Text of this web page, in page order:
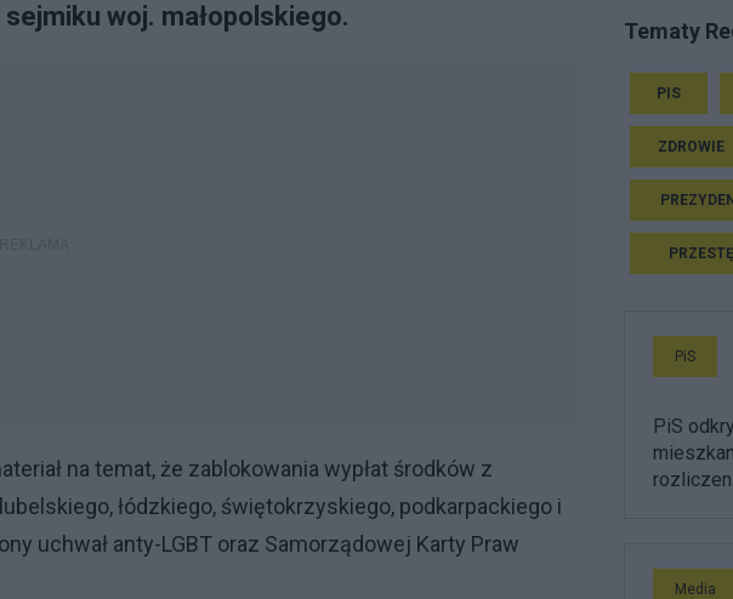
woj. małopolskiego.
na temat, że zablokowania wypłat środków z
łódzkiego, świętokrzyskiego, podkarpackiego i
uchwał anty-LGBT oraz Samorządowej Karty Praw
Tematy
PIS
ZDROWIE
PiS
PiS
Media